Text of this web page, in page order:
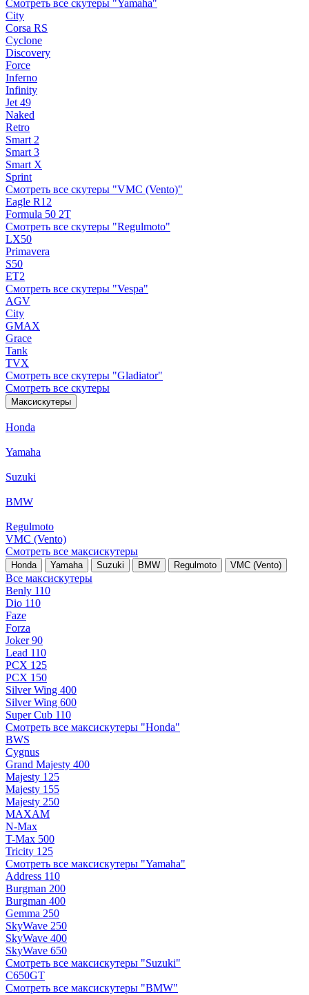
Смотреть все скутеры "Yamaha"
City
Corsa RS
Cyclone
Discovery
Force
Inferno
Infinity
Jet 49
Naked
Retro
Smart 2
Smart 3
Smart X
Sprint
Смотреть все скутеры "VMC (Vento)"
Eagle R12
Formula 50 2Т
Смотреть все скутеры "Regulmoto"
LX50
Primavera
S50
ET2
Смотреть все скутеры "Vespa"
AGV
City
GMAX
Grace
Tank
TVX
Смотреть все скутеры "Gladiator"
Смотреть все скутеры
Максискутеры
Honda
Yamaha
Suzuki
BMW
Regulmoto
VMC (Vento)
Смотреть все максискутеры
Honda Yamaha Suzuki BMW Regulmoto VMC (Vento)
Все максискутеры
Benly 110
Dio 110
Faze
Forza
Joker 90
Lead 110
PCX 125
PCX 150
Silver Wing 400
Silver Wing 600
Super Cub 110
Смотреть все максискутеры "Honda"
BWS
Cygnus
Grand Majesty 400
Majesty 125
Majesty 155
Majesty 250
MAXAM
N-Max
T-Max 500
Tricity 125
Смотреть все максискутеры "Yamaha"
Address 110
Burgman 200
Burgman 400
Gemma 250
SkyWave 250
SkyWave 400
SkyWave 650
Смотреть все максискутеры "Suzuki"
C650GT
Смотреть все максискутеры "BMW"